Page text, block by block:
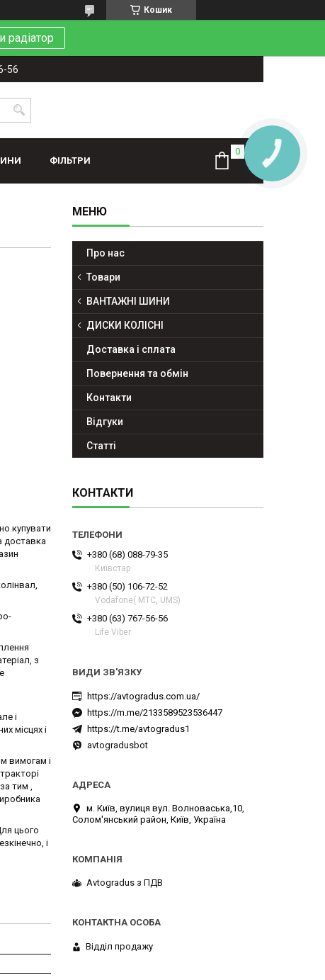
Кошик
радіатор
56
ФІЛЬТРИ
купувати
доставка
з
і
місцях і
вимогам і
тим ,
цього
і
Про нас
Товари
ВАНТАЖНІ ШИНИ
ДИСКИ КОЛІСНІ
Доставка і сплата
Повернення та обмін
Контакти
Відгуки
Статті
КОНТАКТИ
+380 (68) 088-79-35
Київстар
+380 (50) 106-72-52
Vodafone( МТС, UMS)
+380 (63) 767-56-56
Life Viber
https://avtogradus.com.ua/
https://m.me/2133589523536447
https://t.me/avtogradus1
avtogradusbot
м. Київ, вулиця вул. Волноваська,10,
Солом'янський район, Київ, Україна
Avtogradus з ПДВ
Відділ продажу
КНОПКА
ЗВ'ЯЗКУ